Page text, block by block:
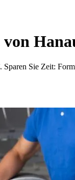
Sie Zeit: